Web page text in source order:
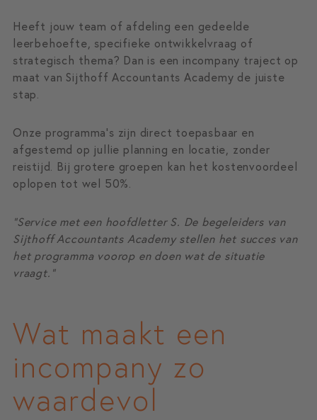
Heeft jouw team of afdeling een gedeelde
leerbehoefte, specifieke ontwikkelvraag of
strategisch thema? Dan is een incompany traject op
maat van Sijthoff Accountants Academy de juiste
stap.
Onze programma’s zijn direct toepasbaar en
afgestemd op jullie planning en locatie, zonder
reistijd. Bij grotere groepen kan het kostenvoordeel
oplopen tot wel 50%.
“Service met een hoofdletter S. De begeleiders van
Sijthoff Accountants Academy stellen het succes van
het programma voorop en doen wat de situatie
vraagt.”
Wat maakt een
incompany zo
waardevol